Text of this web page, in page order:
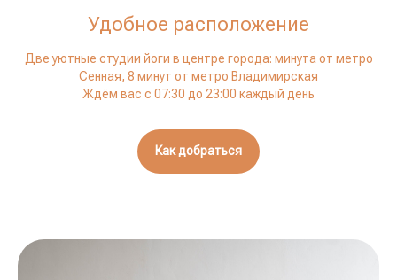
Удобное расположение
Две уютные студии йоги в центре города: минута от метро
Сенная, 8 минут от метро Владимирская
Ждём вас с 07:30 до 23:00 каждый день
Как добраться